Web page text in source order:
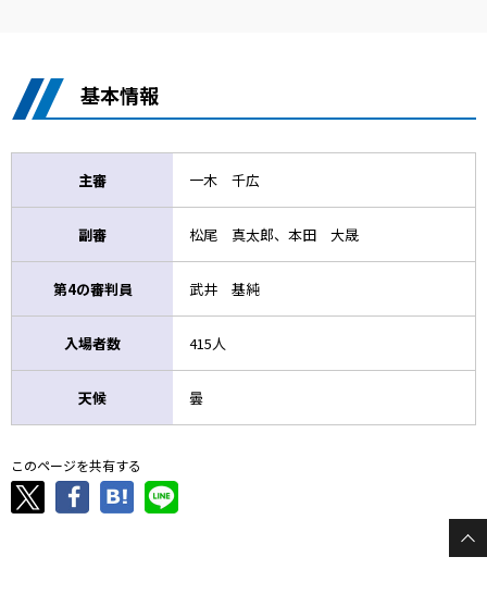
基本情報
主審 一木 千広
副審 松尾 真太郎、本田 大晟
第4の審判員 武井 基純
入場者数 415人
天候 曇
このページを共有する